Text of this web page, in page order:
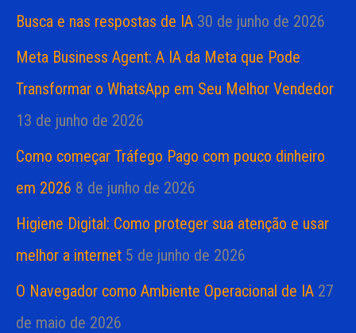
Busca e nas respostas de IA 30 de junho de 2026
Meta Business Agent: A IA da Meta que Pode
Transformar o WhatsApp em Seu Melhor Vendedor
13 de junho de 2026
Como começar Tráfego Pago com pouco dinheiro
em 2026 8 de junho de 2026
Higiene Digital: Como proteger sua atenção e usar
melhor a internet 5 de junho de 2026
O Navegador como Ambiente Operacional de IA 27
de maio de 2026